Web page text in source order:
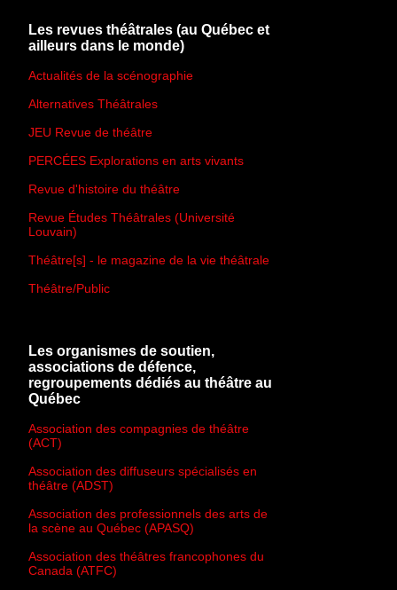
Les revues théâtrales (au Québec et
ailleurs dans le monde)
Actualités de la scénographie
Alternatives Théâtrales
JEU Revue de théâtre
PERCÉES Explorations en arts vivants
Revue d'histoire du théâtre
Revue Études Théâtrales (Université
Louvain)
Théâtre[s] - le magazine de la vie théâtrale
Théâtre/Public
Les organismes de soutien,
associations de défence,
regroupements dédiés au théâtre au
Québec
Association des compagnies de théâtre
(ACT)
Association des diffuseurs spécialisés en
théâtre (ADST)
Association des professionnels des arts de
la scène au Québec (APASQ)
Association des théâtres francophones du
Canada (ATFC)